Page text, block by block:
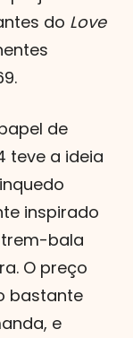
do Love
de
teve a ideia
inspirado
bala
O preço
bastante
e